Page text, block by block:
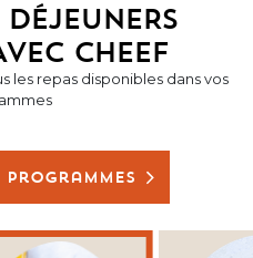
CHEEF
les repas disponibles dans vos